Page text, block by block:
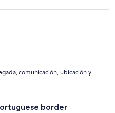
nice but not too hot. We will
comunicación, ubicación y
border